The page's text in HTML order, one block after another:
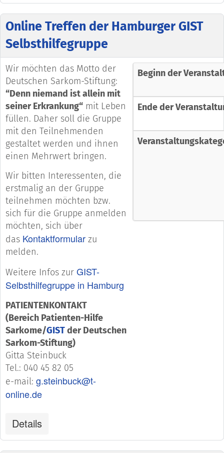
Online Treffen der Hamburger GIST
Selbsthilfegruppe
Wir möchten das Motto der
Deutschen Sarkom-Stiftung:
“Denn niemand ist allein mit
seiner Erkrankung“ mit Leben
füllen. Daher soll die Gruppe
mit den Teilnehmenden
gestaltet werden und ihnen
einen Mehrwert bringen.
Wir bitten Interessenten, die
erstmalig an der Gruppe
teilnehmen möchten bzw.
sich für die Gruppe anmelden
möchten, sich über
das Kontaktformular zu
melden.
Weitere Infos zur GIST-
Selbsthilfegruppe in Hamburg
PATIENTENKONTAKT
(Bereich Patienten-Hilfe
Sarkome/GISTder Deutschen
Sarkom-Stiftung)
Gitta Steinbuck
Tel.: 040 45 82 05
e-mail: g.steinbuck@t-
online.de
Beginn der
Ende der
Details